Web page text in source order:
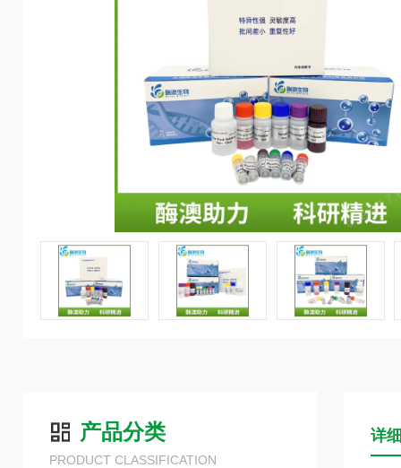
产品分类
PRODUCT CLASSIFICATION
详